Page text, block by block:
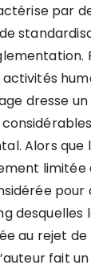
par
activités
dresse
Alors que
pour
desquelles
au rejet
fait